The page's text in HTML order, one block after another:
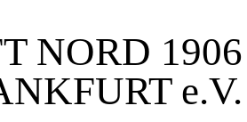
NORD 1906
e.V.